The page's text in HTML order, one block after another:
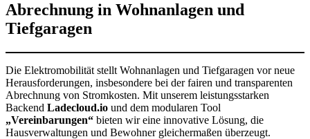
Abrechnung in Wohnanlagen und
Tiefgaragen
Die Elektromobilität stellt Wohnanlagen und Tiefgaragen vor neue
Herausforderungen, insbesondere bei der fairen und transparenten
Abrechnung von Stromkosten. Mit unserem leistungsstarken
Backend Ladecloud.io und dem modularen Tool
„Vereinbarungen“ bieten wir eine innovative Lösung, die
Hausverwaltungen und Bewohner gleichermaßen überzeugt.